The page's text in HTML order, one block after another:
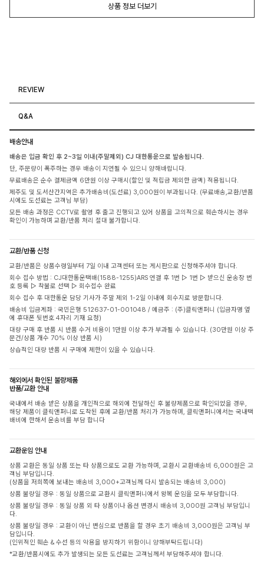
상품 정보 더보기
REVIEW
Q&A
배송안내
배송은 입금 확인 후 2~3일 이내(주말제외) CJ 대한통운으로 발송됩니다.
단, 주문량이 폭주하는 경우 배송이 지연될 수 있으니 양해바랍니다.
무료배송은 순수 결제금액 6만원 이상 구매시(할인 및 적립금 제외한 금액) 적용됩니다.
제주도 및 도서산간지역은 추가배송비(도선료) 3,000원이 부과됩니다. (무료배송,교환/반품
시에도 도선료는 고객님 부담)
모든 배송 과정은 CCTV로 촬영 후 출고 진행되고 있어 상품을 고의적으로 훼손하시는 경우
확인이 가능하며 교환/반품 처리 절대 불가합니다.
교환/반품 신청
교환/반품은 상품수령일부터 7일 이내 고객센터 또는 게시판으로 신청해주셔야 합니다.
회수 접수 방법 : CJ대한통운택배(1588-1255)ARS 연결 후 1번 ▷ 1번 ▷ 받으신 운송장 번
호 등록 ▷ 착불로 선택 ▷ 회수접수 완료
회수 접수 후 대한통운 담당 기사가 주말 제외 1-2일 이내에 회수지로 방문합니다.
배송비 입금계좌 : 국민은행 512637-01-001048 / 예금주 : (주)클릭앤퍼니 (입금자명 옆
에 휴대폰 뒷번호 4자리 기재 요청)
대량 구매 후 반품 시 반품 수거 비용이 1만원 이상 추가 부과될 수 있습니다. (30만원 이상 주
문건/상품 개수 70% 이상 반품 시)
상습적인 대량 반품 시 구매에 제한이 있을 수 있습니다.
해외에서 확인된 불량제품
반품/교환 안내
국내에서 배송 받은 상품을 개인적으로 해외에 전달하신 후 불량제품으로 확인되었을 경우,
해당 제품이 클릭앤퍼니로 도착된 후에 교환/반품 처리가 가능하며, 클릭앤퍼니에서는 국내택
배비에 한해서 운송비를 부담 합니다
교환운임 안내
상품 교환은 동일 상품 또는 타 상품으로도 교환 가능하며, 교환시 교환배송비 6,000원은 고
객님 부담입니다.
(상품을 저희쪽에 보내는 배송비 3,000+고객님께 다시 발송되는 배송비 3,000)
상품 불량일 경우 : 동일 상품으로 교환시 클릭앤퍼니에서 왕복 운임을 모두 부담합니다.
상품 불량일 경우 : 동일 상품 외 타 상품이나 옵션 변경시 배송비 3,000원 고객님 부담입니
다.
상품 불량일 경우 : 교환이 아닌 변심으로 반품을 할 경우 초기 배송비 3,000원은 고객님 부
담입니다.
(인위적인 훼손 & 수선 등의 악용을 방지하기 위함이니 양해부탁드립니다)
*교환/반품시에도 추가 발생되는 모든 도선료는 고객님께서 부담해주셔야 합니다.